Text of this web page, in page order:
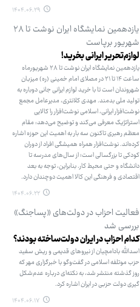
۱۴۰۴.۰۶.۲۹
یازدهمین نمایشگاه ایران نوشت تا ۲۸
شهریور برپاست
لوازم‌تحریر ایرانی بخرید!
یازدهمین نمایشگاه ایران نوشت تا ۲۸ شهریورماه
ساعت ۱۴ تا ۲۱ در مصلای امام خمینی (ره) میزبان
شهروندان است تا با خرید لوازم ایرانی جانی دوباره به
تولید ملی بدمند. مهدی کلانتری، مدیرعامل مجمع
نوشت‌افزار ایرانی، اسلامی نوشت‌افزار را کالایی
استراتژیک معرفی می‌کند و توضیح می‌دهد: مقام
معظم رهبری تاکنون سه بار به اهمیت این حوزه اشاره
کرده‌اند. نوشت‌افزار همراه همیشگی افراد از دوران
کودکی تا بزرگسالی است؛ از سال‌های مدرسه تا
دانشگاه و حتی محیط کار. بنابراین، توجه به بعد
اقتصادی و فرهنگی این کالا اهمیت دوچندان دارد.
۱۴۰۴.۰۶.۲۲
فعالیت احزاب در دولت‌های «پساجنگ»
بررسی شد
کدام احزاب در ایران دولت‌ساخته بودند؟
اسدالله بادامچیان از نیروهای قدیمی و ریش سفید
حزب موتلفه اسلامی در گفت‌وگو با خبرگزاری مهر که
روز گذشته منتشر شد، به نکته‌ای درباره عدم‌شکل
گیری دولت حزبی در ایران اشاره کرد.
۱۴۰۴.۰۶.۱۷